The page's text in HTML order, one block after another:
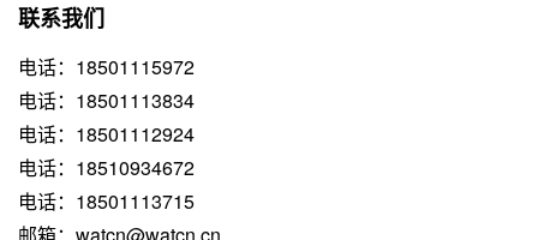
联系我们
电话：18501115972
电话：18501113834
电话：18501112924
电话：18510934672
电话：18501113715